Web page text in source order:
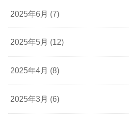
2025年6月 (7)
2025年5月 (12)
2025年4月 (8)
2025年3月 (6)